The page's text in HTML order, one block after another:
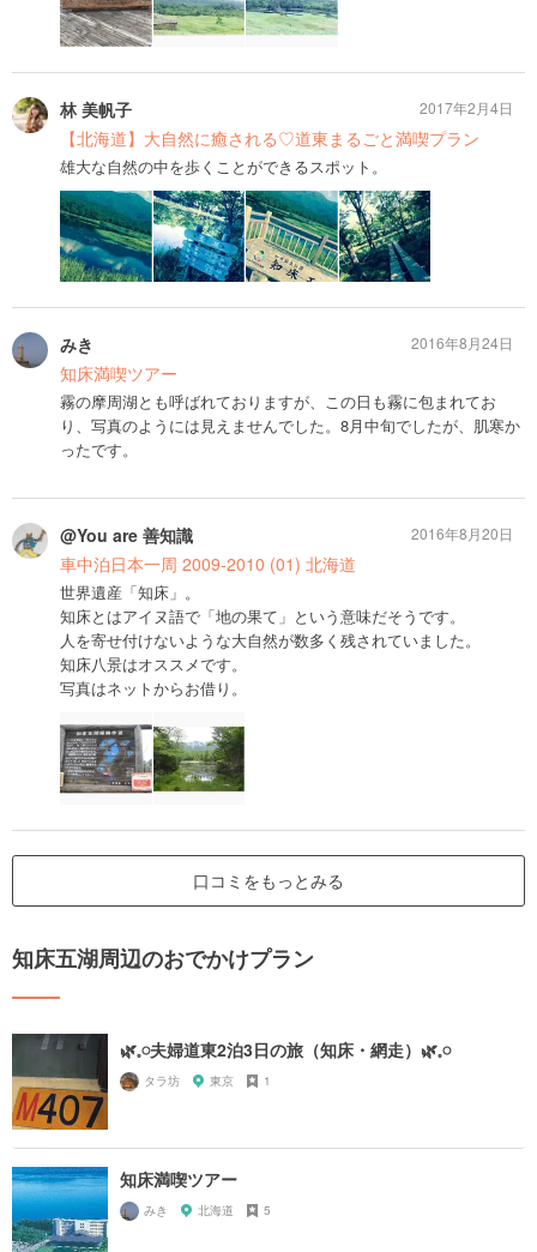
林 美帆子
【北海道】大自然に癒される♡道東まるごと満喫プラン
雄大な自然の中を歩くことができるスポット。
2017年2月4日
みき
知床満喫ツアー
霧の摩周湖とも呼ばれておりますが、この日も霧に包まれてお
り、写真のようには見えませんでした。8月中旬でしたが、肌寒か
ったです。
2016年8月24日
@You are 善知識
車中泊日本一周 2009-2010 (01) 北海道
世界遺産「知床」。
知床とはアイヌ語で「地の果て」という意味だそうです。
人を寄せ付けないような大自然が数多く残されていました。
知床八景はオススメです。
写真はネットからお借り。
2016年8月20日
口コミをもっとみる
知床五湖周辺のおでかけプラン
🌿𓈒𓏸夫婦道東2泊3日の旅（知床・網走）🌿𓈒𓏸
タラ坊 東京 1
知床満喫ツアー
みき 北海道 5